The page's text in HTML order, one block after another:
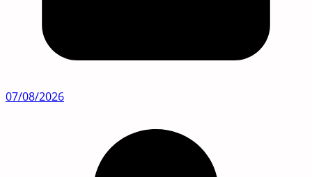
07/08/2026